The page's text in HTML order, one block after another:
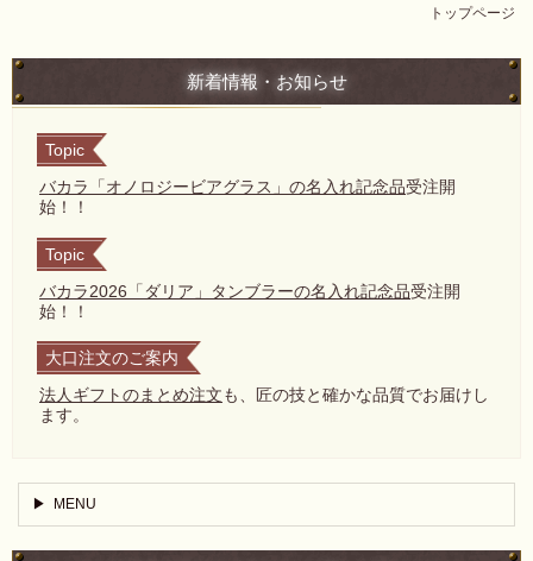
トップページ
新着情報・お知らせ
Topic
バカラ「オノロジービアグラス」の名入れ記念品受注開
始！！
Topic
バカラ2026「ダリア」タンブラーの名入れ記念品受注開
始！！
大口注文のご案内
法人ギフトのまとめ注文 も、匠の技と確かな品質でお届けし
ます。
MENU